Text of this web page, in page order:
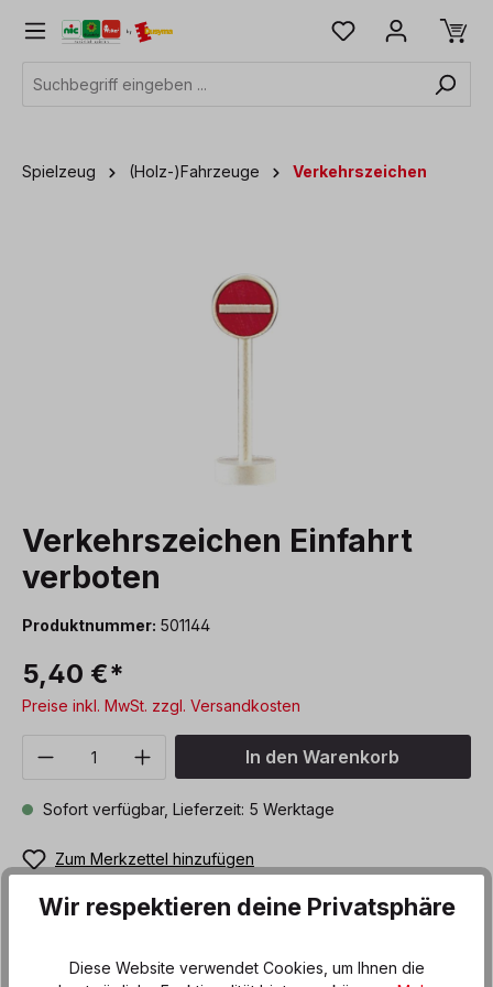
springen
Spielzeug (Holz-)Fahrzeuge Verkehrszeichen
Verkehrszeichen Einfahrt
verboten
Produktnummer: 501144
5,40 €*
Preise inkl. MwSt. zzgl. Versandkosten
Produkt Anzahl: Gib denIn den Warenkorb
Sofort verfügbar, Lieferzeit: 5 Werktage
Zum Merkzettel hinzufügen
Wo das markante Verkehrzeichen „Einbahnstraße“ mit dem
Wir respektieren deine Privatsphäre
Diese Website verwendet Cookies, um Ihnen die